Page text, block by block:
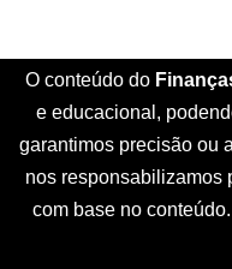
O conteúdo do
e educacional,
garantimos precisão ou
nos responsabilizamos
com base no